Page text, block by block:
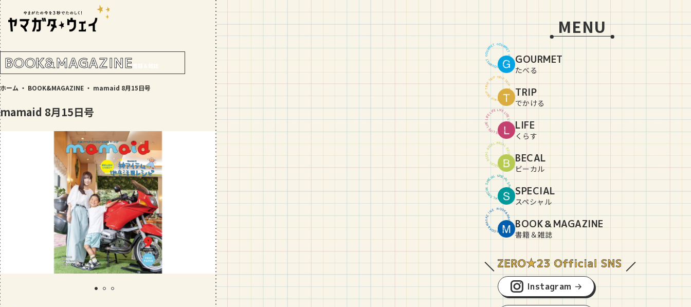
RANKING!
地元民が選ぶ山形県ラーメン人気店
おすすめ！山形のそば【23選】地元民
の人気ランキング付！～日刊ヤマガタ
ウェイが厳選
GOURMET
【お肉をやわらかくする方法10選】結
局何が効果的？～おすすめのお取り寄
せセットも！
TRIP
【写真付き】山寺の階段はきつい？階
段数や所要時間をご紹介！
GOURMET
山形のおすすめパン屋さん【26選】地
MENU
GOURME
T
G
O
U
R
M
E
T
G
O
U
R
M
E
T
G
O
U
RMET
GOURMET
たべる
TRIPT
RI
P
T
R
P
T
R
T
R
I
P
T
R
I
P
T
R
I
P
T
RIP
TRIP
でかける
LIFEL
IF
E
L
F
L
I
FE
F
E
L
I
F
E
L
I
F
E
L
IF
E
LIFE
LIFE
くらす
BECA
L
BE
C
A
L
B
E
C
A
B
E
C
A
L
B
E
C
A
L
BE
CAL
BECAL
ビーカル
SPECI
A
L
SP
E
C
A
L
S
P
CI
A
L
S
P
E
C
I
A
L
SP
E
CIAL
SPECIAL
スペシャル
BOOK
&M
A
G
A
Z
I
N
E
B
O
O
K
&
M
A
G
A
Z
I
NE
BOOK＆MAGAZINE
書籍＆雑誌
Instagram
BOOK&MAGAZINE 書籍＆雑誌
ホーム ・ BOOK&MAGAZINE ・ mamaid 8月15日号
mamaid 8月15日号